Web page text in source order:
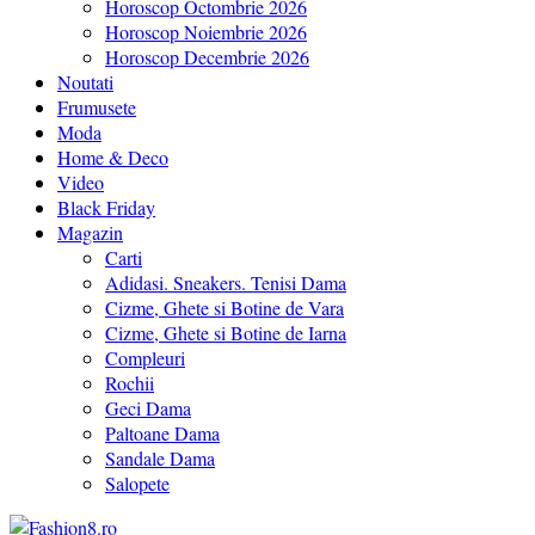
Horoscop Octombrie 2026
Horoscop Noiembrie 2026
Horoscop Decembrie 2026
Noutati
Frumusete
Moda
Home & Deco
Video
Black Friday
Magazin
Carti
Adidasi. Sneakers. Tenisi Dama
Cizme, Ghete si Botine de Vara
Cizme, Ghete si Botine de Iarna
Compleuri
Rochii
Geci Dama
Paltoane Dama
Sandale Dama
Salopete